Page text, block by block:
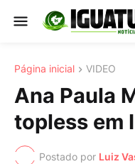
Página inicial VIDEO
Ana Paula
topless em
Postado por Luiz